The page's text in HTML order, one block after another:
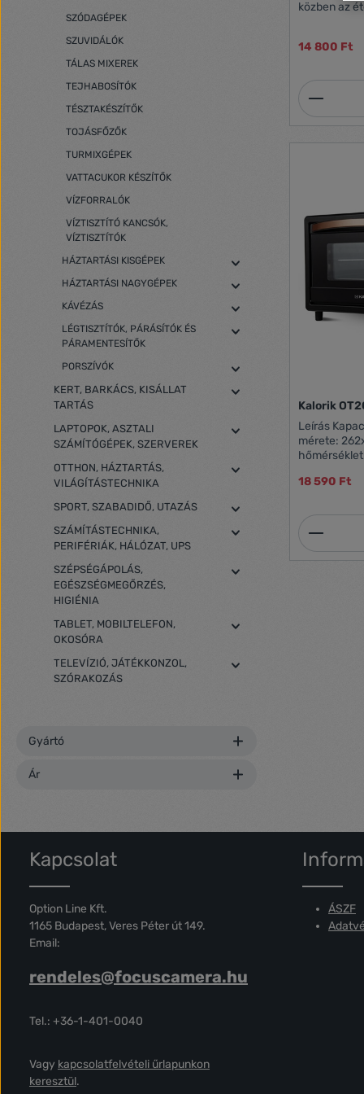
SZÓDAGÉPEK
SZUVIDÁLÓK
TÁLAS MIXEREK
TEJHABOSÍTÓK
TÉSZTAKÉSZÍTŐK
TOJÁSFŐZŐK
TURMIXGÉPEK
VATTACUKOR KÉSZÍTŐK
VÍZFORRALÓK
VÍZTISZTÍTÓ KANCSÓK,
VÍZTISZTÍTÓK
HÁZTARTÁSI KISGÉPEK
HÁZTARTÁSI NAGYGÉPEK
KÁVÉZÁS
LÉGTISZTÍTÓK, PÁRÁSÍTÓK ÉS
PÁRAMENTESÍTŐK
PORSZÍVÓK
KERT, BARKÁCS, KISÁLLAT
TARTÁS
LAPTOPOK, ASZTALI
SZÁMÍTÓGÉPEK, SZERVEREK
OTTHON, HÁZTARTÁS,
VILÁGÍTÁSTECHNIKA
SPORT, SZABADIDŐ, UTAZÁS
SZÁMÍTÁSTECHNIKA,
PERIFÉRIÁK, HÁLÓZAT, UPS
SZÉPSÉGÁPOLÁS,
EGÉSZSÉGMEGŐRZÉS,
HIGIÉNIA
TABLET, MOBILTELEFON,
OKOSÓRA
TELEVÍZIÓ, JÁTÉKKONZOL,
SZÓRAKOZÁS
Gyártó
Ár
közben az
egészséges
a
kevesebb
Celsius 60
rostélyos
párolás
fedőnél
alsó és
14 800 Ft
Leírás Kapacitás: 9,7 L Belső sütőkamra
mérete:
hőmérséklet: 100-
felhasználás) Dupla falu hőálló üveg 60
hangjelzéssel Működés
Rozsdamentes
18 590 Ft
Kapcsolat
Option Line Kft.
1165 Budapest, Veres Péter út 149.
Email:
rendeles@focuscamera.hu
Tel.: +36-1-401-0040
Vagy kapcsolatfelvételi űrlapunkon
keresztül.
ÁSZF